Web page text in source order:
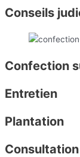
Conseils
Confection
Entretien
Plantation
Consultation